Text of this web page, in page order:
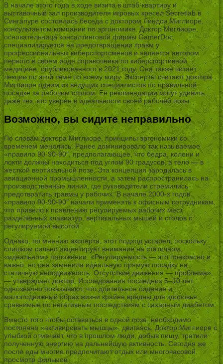
В начале этого года в ходе визита в штаб-квартиру и
выставочный зал производителя игровых кресел Secretlab в
Сингапуре состоялась беседа с доктором Линдси Миглиоре,
консультантом компании по эргономике. Доктор Миглиоре,
основательница консалтинговой фирмы GamerDoc,
специализируется на предотвращении травм у
профессиональных киберспортсменов и является автором
первого в своем роде справочника по киберспортивной
медицине, опубликованного в 2021 году. Она также читает
лекции по этой теме по всему миру. Эксперты считают доктора
Миглиоре одним из ведущих специалистов по правильной
посадке за рабочим столом. Её рекомендации могут удивить
даже тех, кто уверен в идеальности своей рабочей позы.
Возможно, вы сидите неправильно
По словам доктора Миглиоре, принципы эргономики со
временем менялись. Ранее доминировало так называемое
«правило 90-90-90″, предполагающее, что бедра, колени и
локти должны находиться под углом 90 градусов, а тело — в
жесткой вертикальной позе. Эта концепция зародилась в
авиационной промышленности, а затем распространилась на
производственные линии, где руководители стремились
предотвратить травмы у рабочих. В начале 2000-х годов
«правило 90-90-90″ начали применять к офисным сотрудникам,
что привело к появлению регулируемых рабочих мест,
разделённых клавиатур, вертикальных мышей и столов с
регулируемой высотой.
Однако, по мнению эксперта, этот подход устарел, поскольку
слишком сильно акцентирует внимание на статичном,
«идеальном» положении. «Регулируемость — это прекрасно и
важно, но она заменила идеальную прямую посадку на
статичную неподвижность. Отсутствие движения — проблема»,
— утверждает доктор. Исследования последних 5–10 лет
однозначно показывают, что длительное сидение и
малоподвижный образ жизни крайне вредны для здоровья,
сравнимые по негативным последствиям с сахарным диабетом.
Вместо того чтобы оставаться в одной позе, необходимо
постоянно «активировать мышцы», двигаясь. Доктор Миглиоре с
улыбкой отмечает, что в прошлом люди, добыв пищу, тратили
полученную энергию на дальнейшую активность. Сегодня же
после еды многие предпочитают отдых или многочасовой
просмотр фильмов.